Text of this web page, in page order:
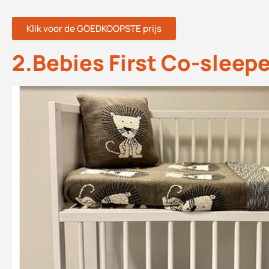
Klik voor de GOEDKOOPSTE prijs
2.Bebies First Co-